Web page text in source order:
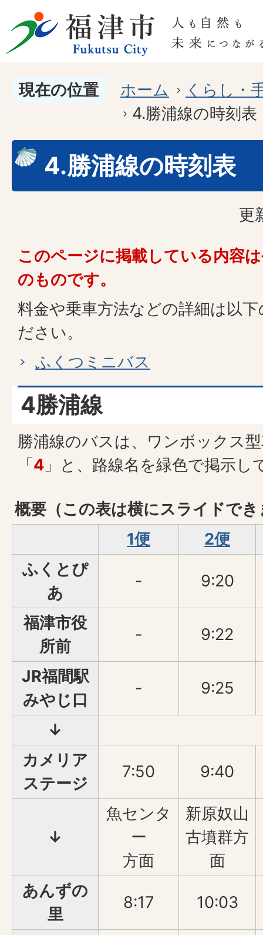
現在の位置 ホーム
くらし・
4.勝浦線の時刻表
4.勝浦線の時刻表
更
このページに掲載している内容
のものです。
料金や乗車方法などの詳細は以
ださい。
ふくつミニバス
4勝浦線
勝浦線のバスは、ワンボックス
「4 」と、路線名を緑色で掲示し
概要（この表は横にスライドでき
1便
2便
ふくとぴ
あ
- 9:20
福津市役
所前
- 9:22
JR福間駅
みやじ口
- 9:25
↓
カメリア
ステージ
7:50 9:40
↓
魚センタ
ー
方面
新原奴山
古墳群方
面
あんずの
里
8:17 10:03